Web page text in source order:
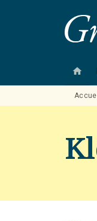
MENU
home